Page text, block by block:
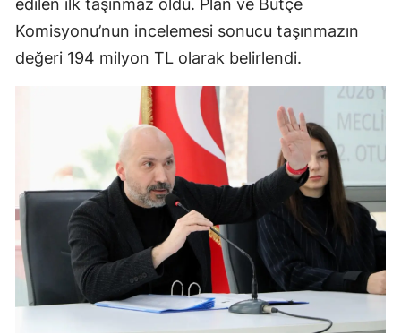
edilen ilk taşınmaz oldu. Plan ve Bütçe
Komisyonu’nun incelemesi sonucu taşınmazın
değeri 194 milyon TL olarak belirlendi.